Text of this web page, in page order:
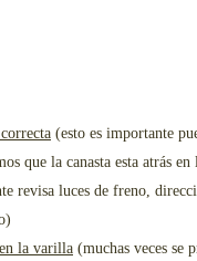
(esto es importante
que la canasta esta atrás
luces de freno,
la varilla (muchas veces se